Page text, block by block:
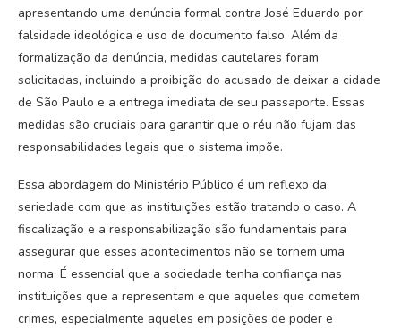
apresentando uma denúncia formal contra José Eduardo por
falsidade ideológica e uso de documento falso. Além da
formalização da denúncia, medidas cautelares foram
solicitadas, incluindo a proibição do acusado de deixar a cidade
de São Paulo e a entrega imediata de seu passaporte. Essas
medidas são cruciais para garantir que o réu não fujam das
responsabilidades legais que o sistema impõe.
Essa abordagem do Ministério Público é um reflexo da
seriedade com que as instituições estão tratando o caso. A
fiscalização e a responsabilização são fundamentais para
assegurar que esses acontecimentos não se tornem uma
norma. É essencial que a sociedade tenha confiança nas
instituições que a representam e que aqueles que cometem
crimes, especialmente aqueles em posições de poder e